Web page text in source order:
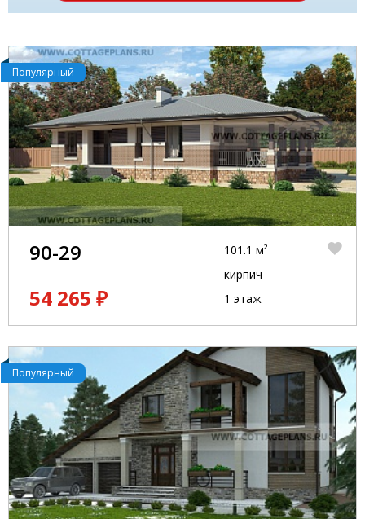
Популярный
90-29
54 265 ₽
101.1 м²
кирпич
1 этаж
Популярный